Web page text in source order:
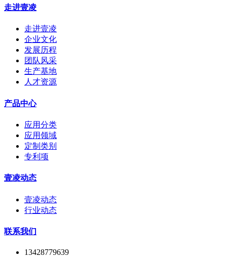
走进壹凌
走进壹凌
企业文化
发展历程
团队风采
生产基地
人才资源
产品中心
应用分类
应用领域
定制类别
专利项
壹凌动态
壹凌动态
行业动态
联系我们
13428779639